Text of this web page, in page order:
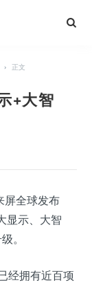
› 正文
+大智
屏全球发布
显示、大智
。
经拥有近百项